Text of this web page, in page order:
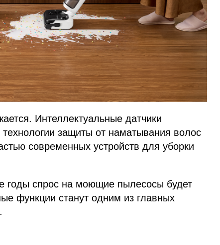
Интеллектуальные датчики
защиты от наматывания волос
современных устройств для уборки
годы спрос на моющие пылесосы будет
функции станут одним из главных